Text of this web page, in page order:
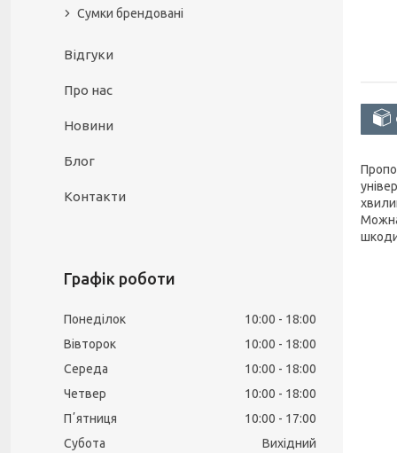
Можна
Сумки брендовані
Відгуки
Про нас
Новини
Блог
Контакти
Графік роботи
Понеділок 10:00
18:00
Вівторок
10:00
18:00
Середа
10:00
18:00
Четвер
10:00
18:00
Пʼятниця
10:00
17:00
Субота
Вихідний